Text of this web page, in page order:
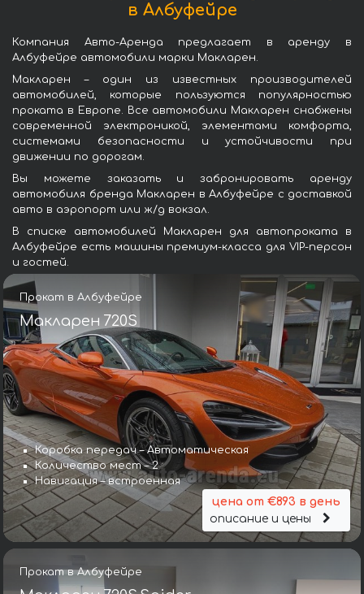
в Албуфейре
Компания Авто-Аренда предлагает в аренду в
Албуфейре автомобили марки Макларен.
Макларен – один из известных производителей
автомобилей, которые пользуются популярностью
проката в Европе. Все автомобили Макларен снабжены
современной электроникой, элементами комфорта,
системами безопасности и устойчивости при
движении по дорогам.
Вы можете заказать и забронировать аренду
автомобиля бренда Макларен в Албуфейре с доставкой
авто в аэропорт или ж/д вокзал.
В списке автомобилей Макларен для автопроката в
Албуфейре есть машины премиум-класса для VIP-персон
и гостей.
Прокат в Албуфейре
Макларен 720S
Коробка передач – Автоматическая
Количество мест – 2
Навигация – встроенная
цена от €893 в день
описание и цены
Прокат в Албуфейре